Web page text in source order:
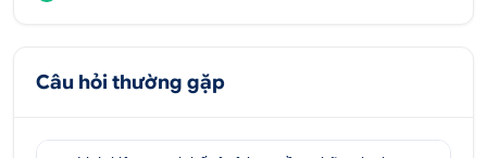
Vè che mưa Tucson 2022 đen dày chất liệu
Vè che mưa Tucson 2022 đen dày được làm từ
Câu hỏi thường gặp